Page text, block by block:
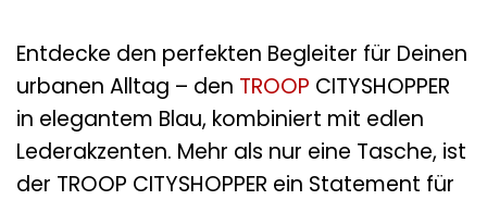
Entdecke den perfekten Begleiter für Deinen
urbanen Alltag – den TROOP CITYSHOPPER
in elegantem Blau, kombiniert mit edlen
Lederakzenten. Mehr als nur eine Tasche, ist
der TROOP CITYSHOPPER ein Statement für